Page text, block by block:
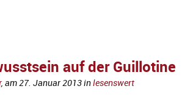
auf der Guillotine
, am27. Januar 2013inlesenswert